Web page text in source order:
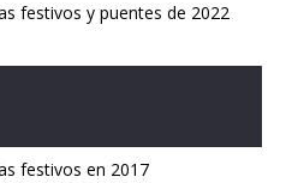
festivos y puentes de 2022
festivos en 2017